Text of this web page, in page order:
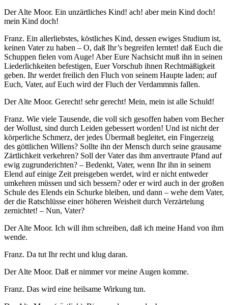
Der Alte Moor. Ein unzärtliches Kind! ach! aber mein Kind doch!
mein Kind doch!
Franz. Ein allerliebstes, köstliches Kind, dessen ewiges Studium ist,
keinen Vater zu haben – O, daß Ihr’s begreifen lerntet! daß Euch die
Schuppen fielen vom Auge! Aber Eure Nachsicht muß ihn in seinen
Liederlichkeiten befestigen, Euer Vorschub ihnen Rechtmäßigkeit
geben. Ihr werdet freilich den Fluch von seinem Haupte laden; auf
Euch, Vater, auf Euch wird der Fluch der Verdammnis fallen.
Der Alte Moor. Gerecht! sehr gerecht! Mein, mein ist alle Schuld!
Franz. Wie viele Tausende, die voll sich gesoffen haben vom Becher
der Wollust, sind durch Leiden gebessert worden! Und ist nicht der
körperliche Schmerz, der jedes Übermaß begleitet, ein Fingerzeig
des göttlichen Willens? Sollte ihn der Mensch durch seine grausame
Zärtlichkeit verkehren? Soll der Vater das ihm anvertraute Pfand auf
ewig zugrunderichten? – Bedenkt, Vater, wenn Ihr ihn in seinem
Elend auf einige Zeit preisgeben werdet, wird er nicht entweder
umkehren müssen und sich bessern? oder er wird auch in der großen
Schule des Elends ein Schurke bleiben, und dann – wehe dem Vater,
der die Ratschlüsse einer höheren Weisheit durch Verzärtelung
zernichtet! – Nun, Vater?
Der Alte Moor. Ich will ihm schreiben, daß ich meine Hand von ihm
wende.
Franz. Da tut Ihr recht und klug daran.
Der Alte Moor. Daß er nimmer vor meine Augen komme.
Franz. Das wird eine heilsame Wirkung tun.